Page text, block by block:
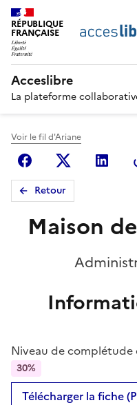
RÉPUBLIQUE
FRANÇAISE
Acceslibre
La plateforme
Voir le fil d'Ariane
FacebookX
Retour
Maison
Niveau de complétude
30%
Télécharger la fiche